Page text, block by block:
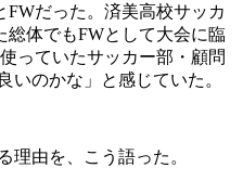
だった。済美高校サッカ
総体でもFWとして大会に臨
っていたサッカー部・顧問
いのかな」と感じていた。
由を、こう語った。